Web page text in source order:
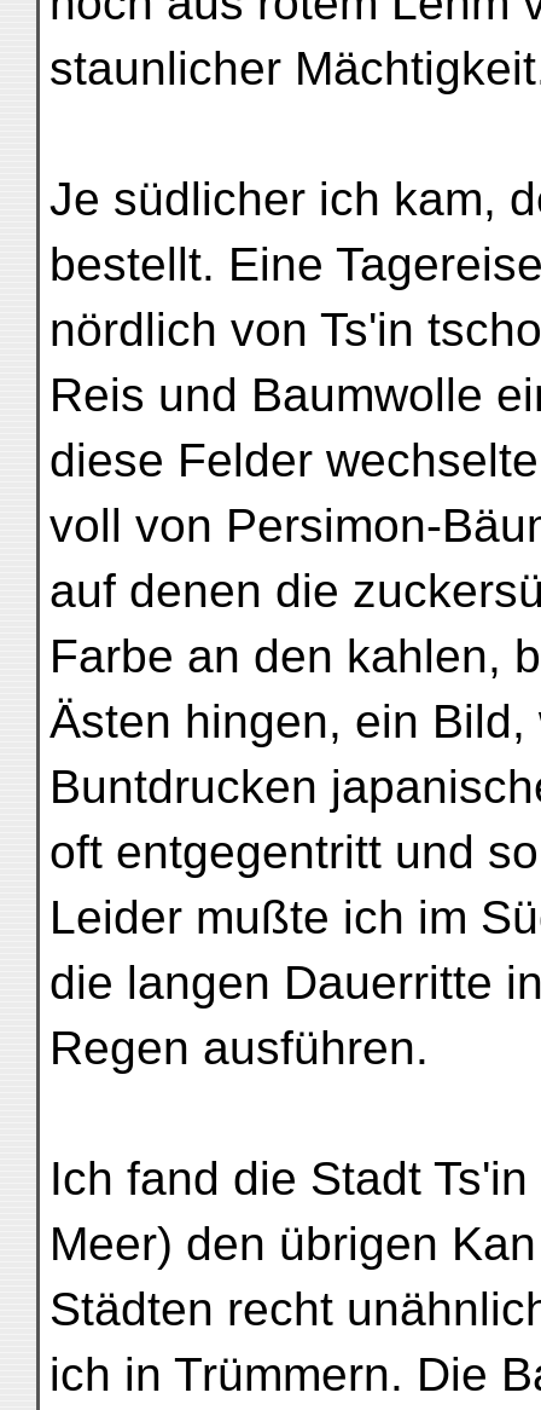
staunlicher
Je südlicher ich kam,
bestellt. Eine
nördlich von Ts'in
Reis und Baumwolle
diese Felder
voll von Persimon-
auf denen die
Farbe an den kahlen,
Ästen hingen, ein
Buntdrucken
oft entgegentritt und
Leider mußte ich im
die langen Dauerritte
Regen ausführen.
Ich fand die Stadt
Meer) den übrigen
Städten recht
ich in Trümmern. Die